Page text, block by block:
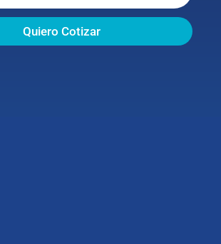
Quiero Cotizar